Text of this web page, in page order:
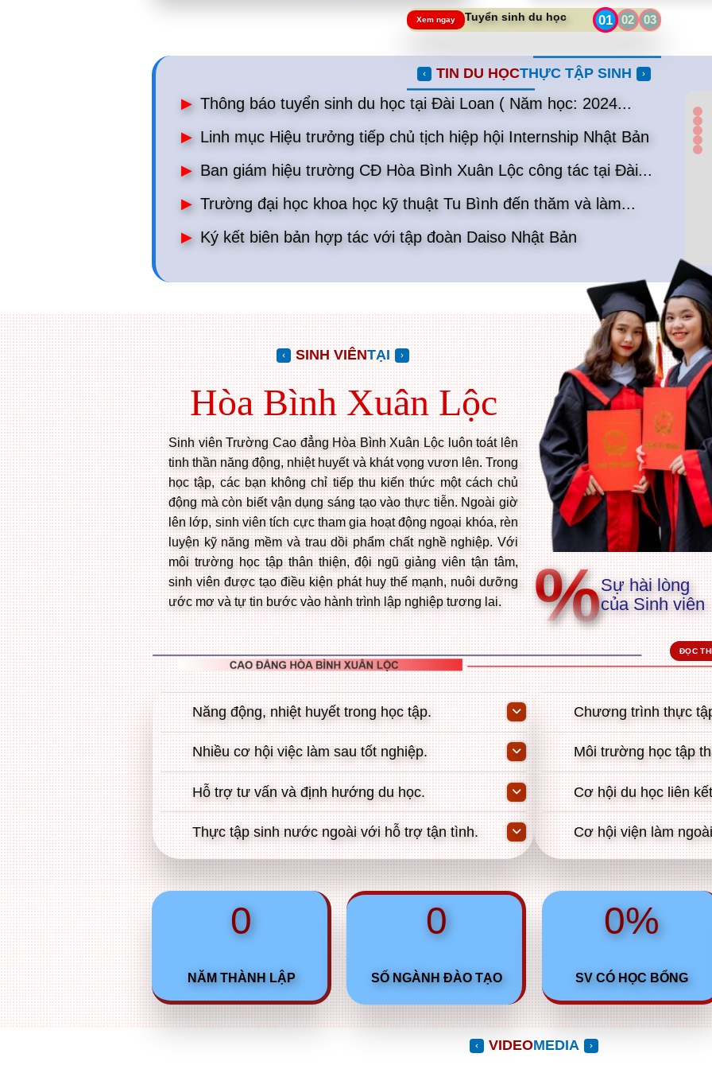
Xem ngay Tuyển sinh du học 01 02 03
TIN DU HỌCTHỰC TẬP SINH
Thông báo tuyển sinh du học tại Đài Loan ( Năm học: 2024...
Linh mục Hiệu trưởng tiếp chủ tịch hiệp hội Internship Nhật Bản
Ban giám hiệu trường CĐ Hòa Bình Xuân Lộc công tác tại Đài...
Trường đại học khoa học kỹ thuật Tu Bình đến thăm và làm...
Ký kết biên bản hợp tác với tập đoàn Daiso Nhật Bản
SINH VIÊNTẠI
Hòa Bình Xuân Lộc
Sinh viên Trường Cao đẳng Hòa Bình Xuân Lộc luôn toát lên
tinh thần năng động, nhiệt huyết và khát vọng vươn lên. Trong
học tập, các bạn không chỉ tiếp thu kiến thức một cách chủ
động mà còn biết vận dụng sáng tạo vào thực tiễn. Ngoài giờ
lên lớp, sinh viên tích cực tham gia hoạt động ngoại khóa, rèn
luyện kỹ năng mềm và trau dồi phẩm chất nghề nghiệp. Với
môi trường học tập thân thiện, đội ngũ giảng viên tận tâm,
sinh viên được tạo điều kiện phát huy thế mạnh, nuôi dưỡng
ước mơ và tự tin bước vào hành trình lập nghiệp tương lai.
%Sự hài lòng
của Sinh viên
ĐỌC
Năng động, nhiệt huyết trong học tập.
Nhiều cơ hội việc làm sau tốt nghiệp.
Hỗ trợ tư vấn và định hướng du học.
Thực tập sinh nước ngoài với hỗ trợ tận tình.
Chương trình thực
Môi trường học tập
Cơ hội du học liên
Cơ hội viện làm
0
NĂM THÀNH LẬP
0
SỐ NGÀNH ĐÀO TẠO
0%
SV CÓ HỌC BỔNG
VIDEOMEDIA